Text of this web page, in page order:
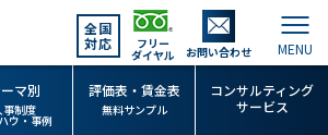
全国
対応
フリー
ダイヤル お問い合わせ
マ別
事制度
ウ・事例
評価表・賃金表
無料サンプル
コンサルティング
サービス